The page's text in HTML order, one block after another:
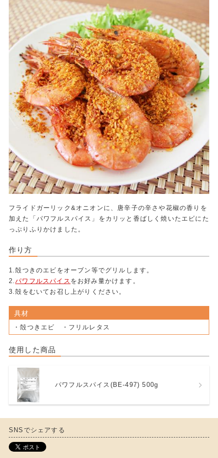
フライドガーリック&オニオンに、唐辛子の辛さや花椒の香りを
加えた「パワフルスパイス」をカリッと香ばしく焼いたエビにた
っぷりふりかけました。
作り方
1.殻つきのエビをオーブン等でグリルします。
2.パワフルスパイス をお好み量かけます。
3.殻をむいてお召し上がりください。
具材
・殻つきエビ ・フリルレタス
使用した商品
パワフルスパイス(BE-497) 500g
SNSでシェアする